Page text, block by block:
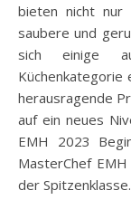
bieten nicht nur
saubere und
sich einige
Küchenkategorie
herausragende
auf ein neues
EMH 2023
MasterChef
der